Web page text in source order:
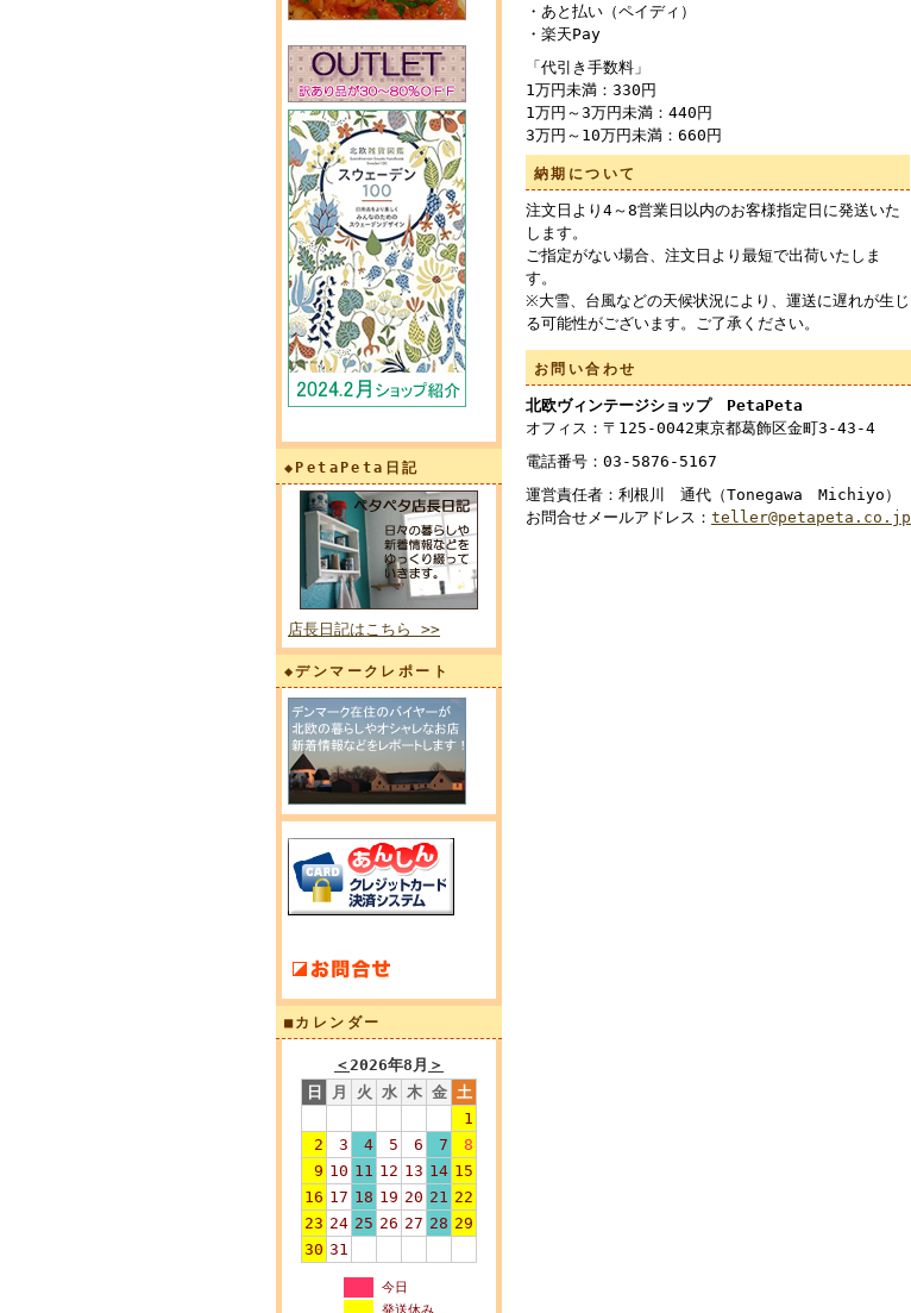
◆PetaPeta日記
店長日記はこちら >>
◆デンマークレポート
■カレンダー
＜2026年8月 ＞
日
月 火 水 木 金 土
1
2
3 4 5 6 7
8
9 10 11 12 13 14 15
16 17 18 19 20 21 22
23 24 25 26 27 28 29
30 31
今日
・あと払い（ペイディ）
・楽天Pay
「代引き手数料」
1万円未満：330円
1万円～3万円未満：440円
3万円～10万円未満：660円
納期について
注文日より4～8営業日以内のお客様指定日に発送いた
します。
ご指定がない場合、注文日より最短で出荷いたしま
す。
※大雪、台風などの天候状況により、運送に遅れが生じ
る可能性がございます。ご了承ください。
お問い合わせ
北欧ヴィンテージショップ PetaPeta
オフィス：〒125-0042東京都葛飾区金町3-43-4
電話番号：03-5876-5167
運営責任者：利根川 通代（Tonegawa Michiyo）
お問合せメールアドレス： teller@petapeta.co.jp